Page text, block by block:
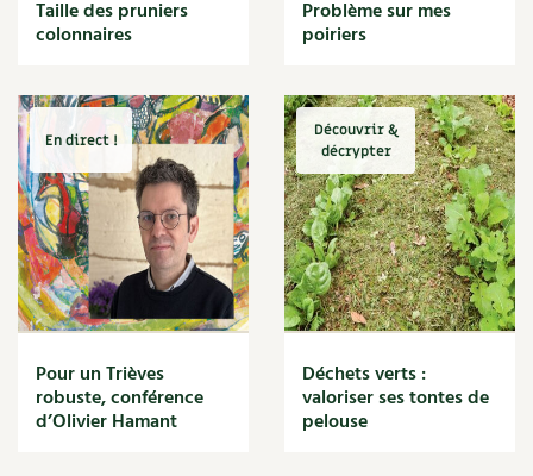
Cuisine saine
Décoration
DIY
Eau
Énergie
Enfants
Expérimentation
Fleur
Jardin bio
Légumes
Légumineuse
Maïs doux
Maison saine
Taille des pruniers
colonnaires
Problème sur mes
poiriers
En direct !
Pour un Trièves
robuste, conférence
d’Olivier Hamant
Découvrir &
décrypter
Déchets verts :
valoriser ses tontes de
pelouse